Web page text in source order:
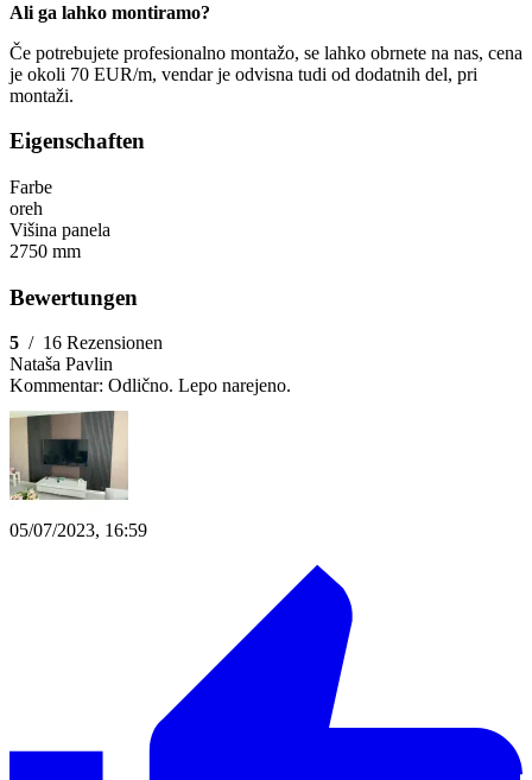
Ali ga lahko montiramo?
Če potrebujete profesionalno montažo, se lahko obrnete na nas, cena
je okoli 70 EUR/m, vendar je odvisna tudi od dodatnih del, pri
montaži.
Eigenschaften
Farbe
oreh
Višina panela
2750 mm
Bewertungen
5 / 16 Rezensionen
Nataša Pavlin
Kommentar: Odlično. Lepo narejeno.
05/07/2023, 16:59